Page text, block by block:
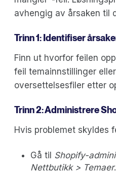
avhengig av årsaken til
Trinn 1: Identifiser
Finn ut hvorfor feilen
feil temainnstillinger
oversettelsesfiler etter
Trinn 2: Administrere
Hvis problemet skyldes
Gå til Shopify-
Nettbutikk > Temaer.